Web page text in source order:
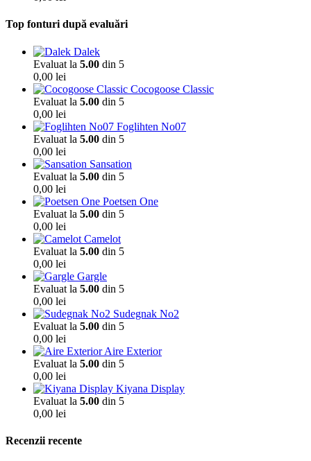
Top fonturi după evaluări
Dalek
Evaluat la 5.00 din 5
0,00 lei
Cocogoose Classic
Evaluat la 5.00 din 5
0,00 lei
Foglihten No07
Evaluat la 5.00 din 5
0,00 lei
Sansation
Evaluat la 5.00 din 5
0,00 lei
Poetsen One
Evaluat la 5.00 din 5
0,00 lei
Camelot
Evaluat la 5.00 din 5
0,00 lei
Gargle
Evaluat la 5.00 din 5
0,00 lei
Sudegnak No2
Evaluat la 5.00 din 5
0,00 lei
Aire Exterior
Evaluat la 5.00 din 5
0,00 lei
Kiyana Display
Evaluat la 5.00 din 5
0,00 lei
Recenzii recente